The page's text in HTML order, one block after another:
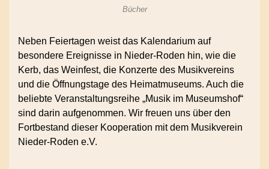
Bücher
Neben Feiertagen weist das Kalendarium auf
besondere Ereignisse in Nieder-Roden hin, wie die
Kerb, das Weinfest, die Konzerte des Musikvereins
und die Öffnungstage des Heimatmuseums. Auch die
beliebte Veranstaltungsreihe „Musik im Museumshof“
sind darin aufgenommen. Wir freuen uns über den
Fortbestand dieser Kooperation mit dem Musikverein
Nieder-Roden e.V.